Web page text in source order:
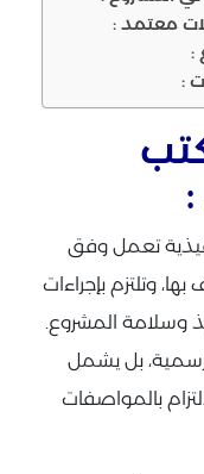
تعمل وفق
وتلتزم بإجراءات
وسلامة المشروع.
بل يشمل
بالمواصفات